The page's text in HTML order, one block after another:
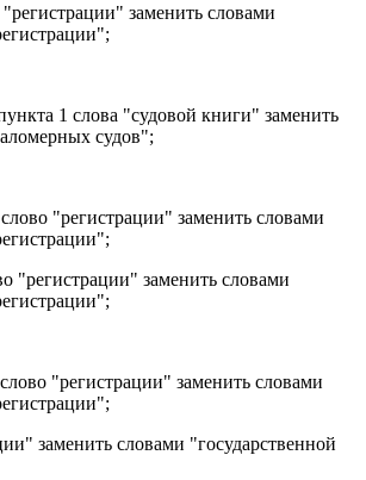
"регистрации" заменить словами
1 слова "судовой книги" заменить
судов";
слово "регистрации" заменить словами
"регистрации" заменить словами
слово "регистрации" заменить словами
заменить словами "государственной